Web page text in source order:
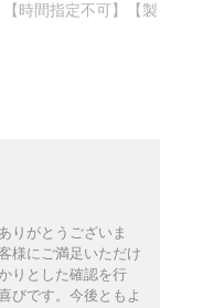
時間指定不可】【製
りがとうございま
様にご満足いただけ
りとした確認を行
びです。今後ともよ